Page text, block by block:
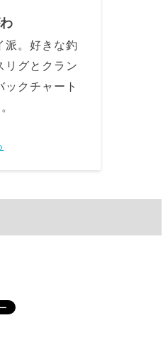
派。好きな釣
リグとクラン
ックチャート